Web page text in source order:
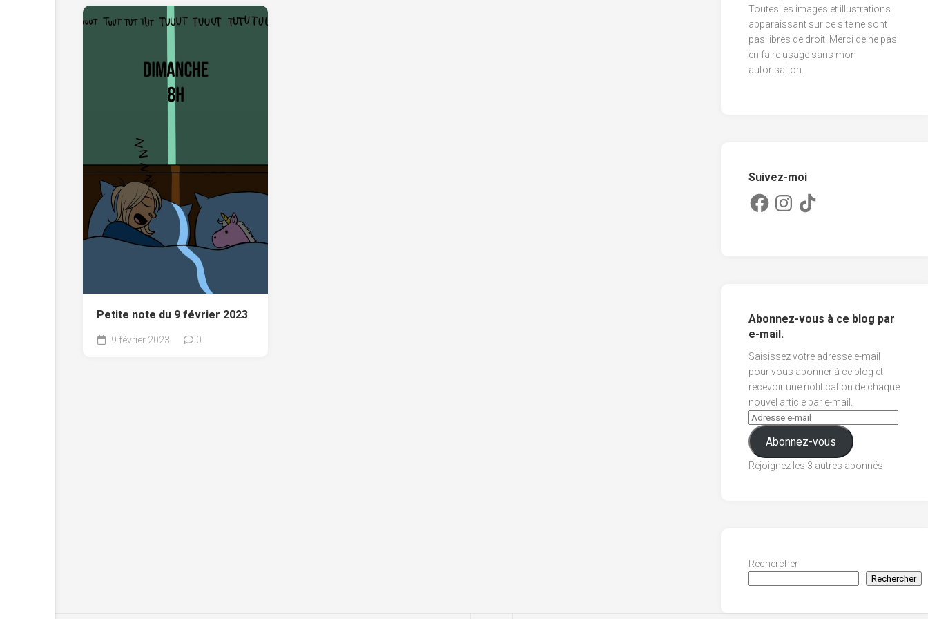
Petite note du 9 février 2023
9 février 2023 0
Toutes les images et illustrations
apparaissant sur ce site ne sont
pas libres de droit. Merci de ne pas
en faire usage sans mon
autorisation.
Suivez-moi
FacebookInstagram
TikTok
Abonnez-vous à ce blog par
e-mail.
Saisissez votre adresse e-mail
pour vous abonner à ce blog et
recevoir une notification de chaque
nouvel article par e-mail.
Abonnez-vous
Rejoignez les 3 autres abonnés
Rechercher
Rechercher